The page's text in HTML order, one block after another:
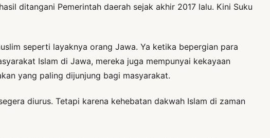
ditangani Pemerintah daerah sejak akhir 2017 lalu. Kini Suku
seperti layaknya orang Jawa. Ya ketika bepergian para
Islam di Jawa, mereka juga mempunyai kekayaan
yang paling dijunjung bagi masyarakat.
diurus. Tetapi karena kehebatan dakwah Islam di zaman